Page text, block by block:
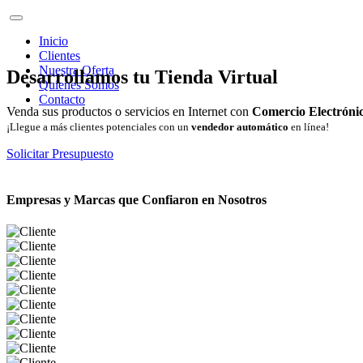
Inicio
Clientes
Nuestra Oferta
Quienes Somos
Contacto
Desarrollamos tu Tienda Virtual
Venda sus productos o servicios en Internet con Comercio
¡Llegue a más clientes potenciales con un vendedor automático en línea!
Solicitar Presupuesto
Empresas y Marcas que Confiaron en Nosotros